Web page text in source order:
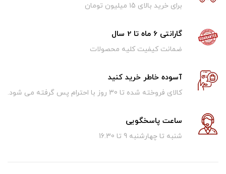
برای خرید بالای ۱5 میلیون تومان
گارانتی 6 ماه تا 2 سال
ضمانت کیفیت کلیه محصولات
آسوده خاطر خرید کنید
کالای فروخته شده تا 30 روز با احترام پس گرفته می شود.
ساعت پاسخگویی
شنبه تا چهارشنبه 9 تا 16.30